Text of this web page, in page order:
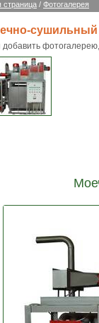
страница / Фотогалерея
сушильный
добавить